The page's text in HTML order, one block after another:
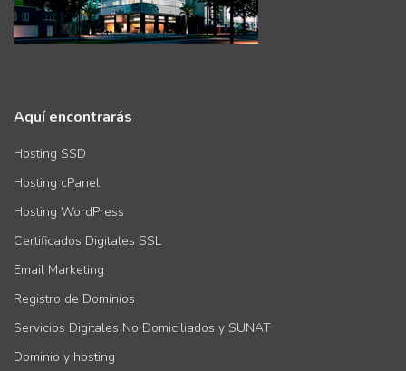
Aquí encontrarás
Hosting SSD
Hosting cPanel
Hosting WordPress
Certificados Digitales SSL
Email Marketing
Registro de Dominios
Servicios Digitales No Domiciliados y SUNAT
Dominio y hosting